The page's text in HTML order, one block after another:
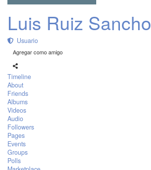
Luis Ruiz Sancho
Usuario
Agregar como amigo
Timeline
About
Friends
Albums
Videos
Audio
Followers
Pages
Events
Groups
Polls